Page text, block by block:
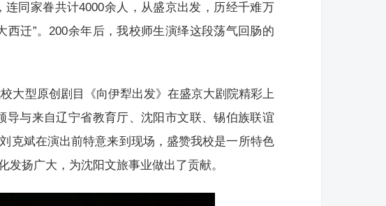
同家眷共计4000余人，从盛京出发，历经千难万
迁”。200余年后，我校师生演绎这段荡气回肠的
大型原创剧目《向伊犁出发》在盛京大剧院精彩上
与来自辽宁省教育厅、沈阳市文联、锡伯族联谊
克斌在演出前特意来到现场，盛赞我校是一所特色
扬广大，为沈阳文旅事业做出了贡献。